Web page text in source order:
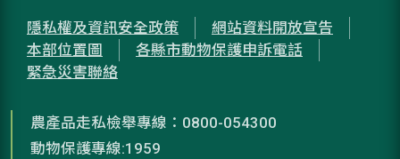
隱私權及資訊安全政策
網站資料開放宣告
本部位置圖
各縣市動物保護申訴電話
緊急災害聯絡
農產品走私檢舉專線：0800-054300
動物保護專線:1959